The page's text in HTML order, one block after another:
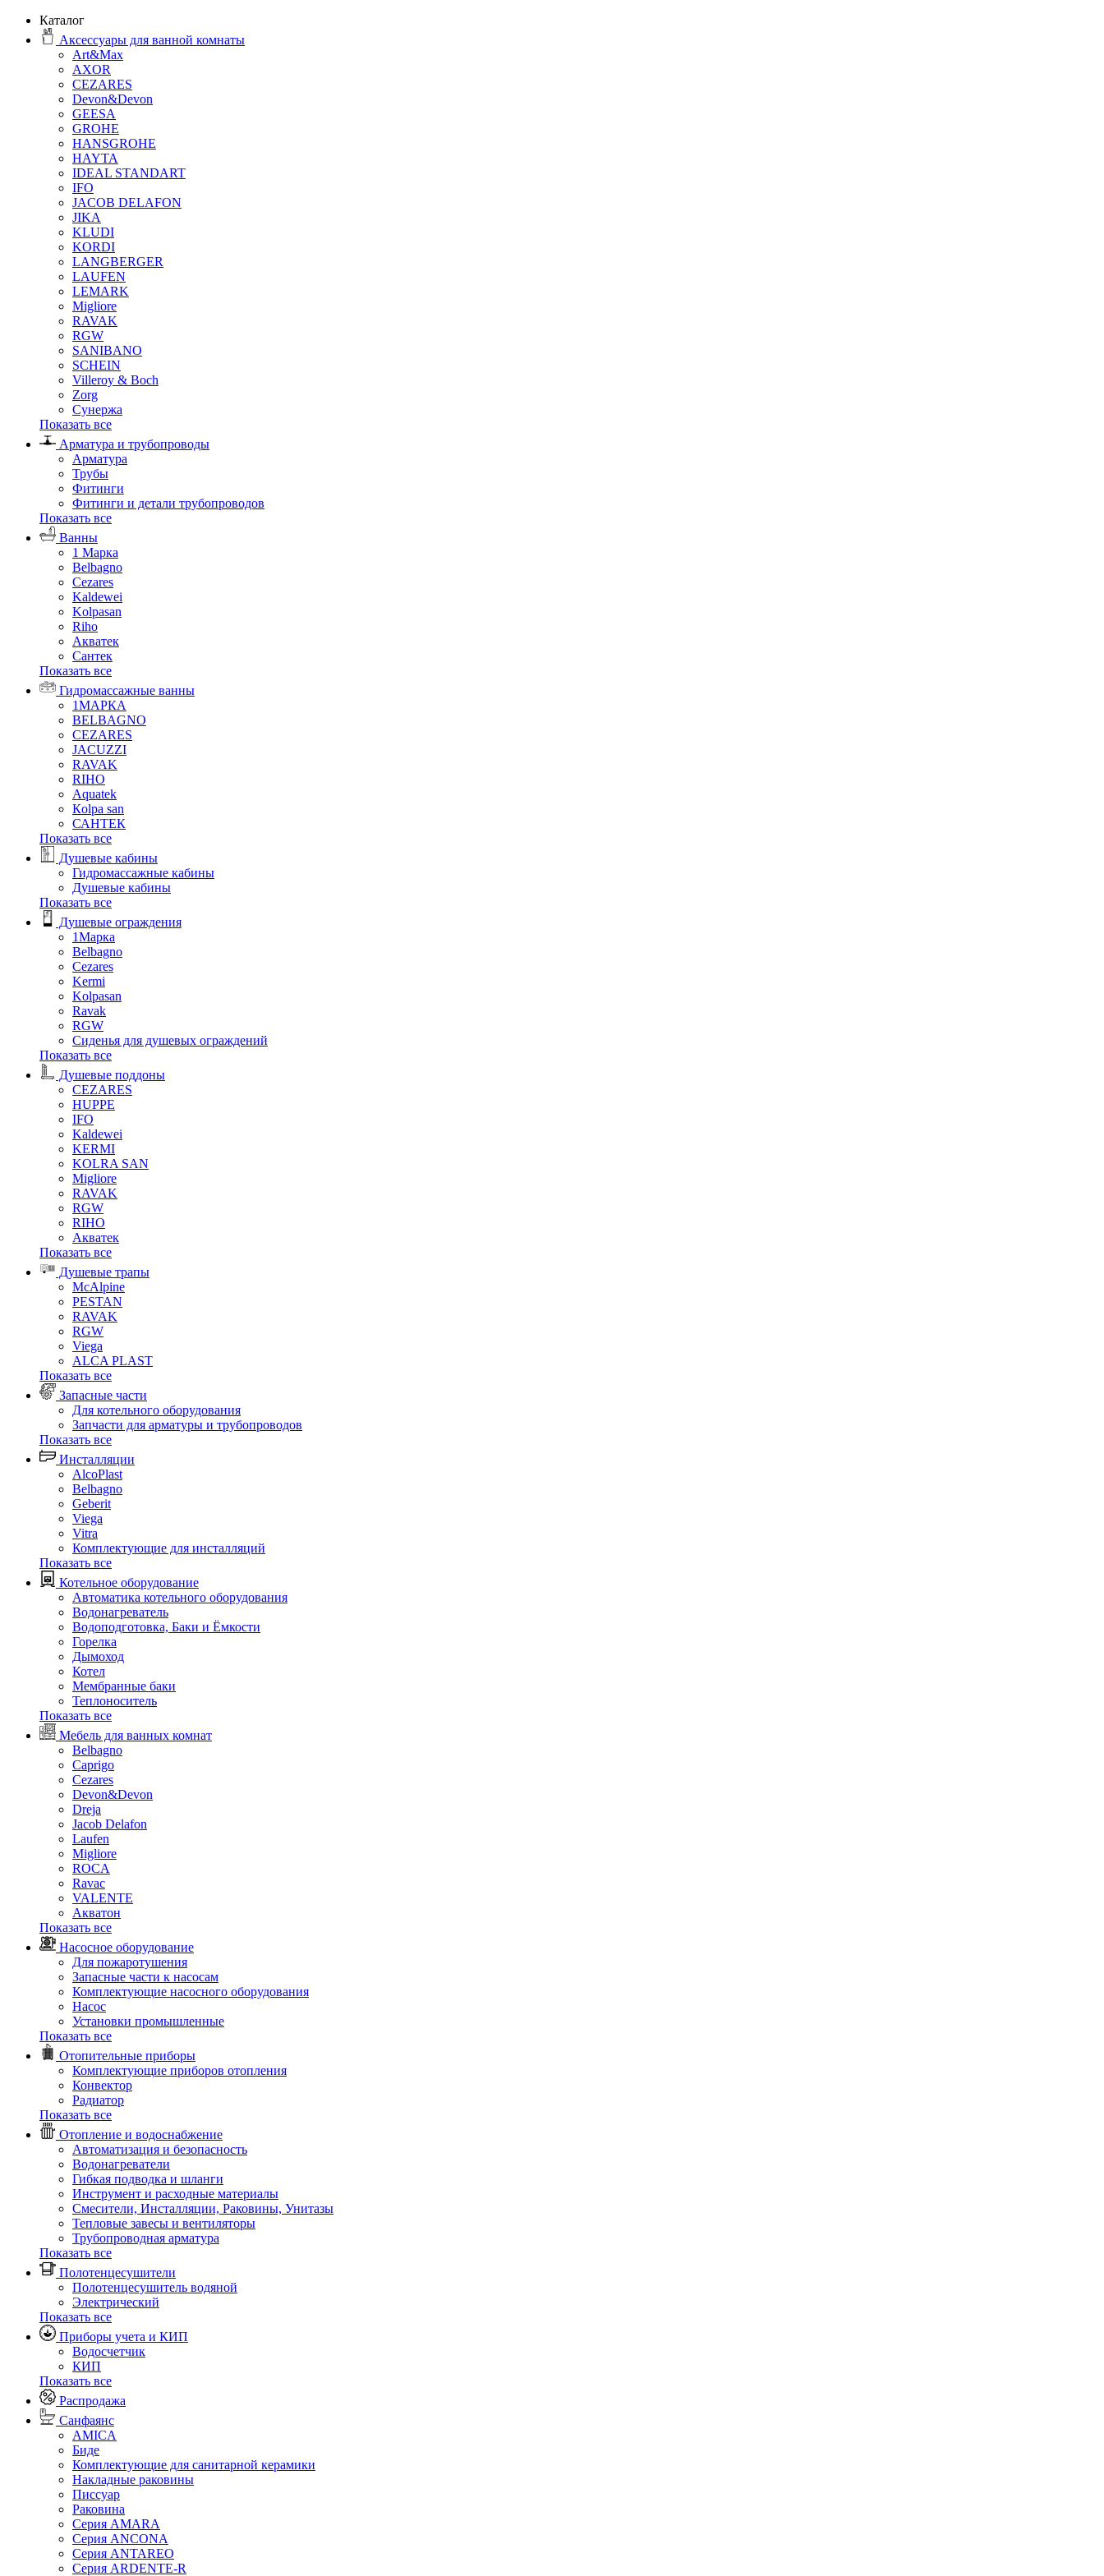
Каталог
Аксессуары для ванной комнаты
Art&Max
AXOR
CEZARES
Devon&Devon
GEESA
GROHE
HANSGROHE
HAYTA
IDEAL STANDART
IFO
JACOB DELAFON
JIKA
KLUDI
KORDI
LANGBERGER
LAUFEN
LEMARK
Migliore
RAVAK
RGW
SANIBANO
SCHEIN
Villeroy & Boch
Zorg
Сунержа
Показать все
Арматура и трубопроводы
Арматура
Трубы
Фитинги
Фитинги и детали трубопроводов
Показать все
Ванны
1 Марка
Belbagno
Cezares
Kaldewei
Kolpasan
Riho
Акватек
Сантек
Показать все
Гидромассажные ванны
1МАРКА
BELBAGNO
CEZARES
JACUZZI
RAVAK
RIHO
Аquatek
Кolpa san
САНТЕК
Показать все
Душевые кабины
Гидромассажные кабины
Душевые кабины
Показать все
Душевые ограждения
1Марка
Belbagno
Cezares
Kermi
Kolpasan
Ravak
RGW
Сиденья для душевых ограждений
Показать все
Душевые поддоны
CEZARES
HUPPE
IFO
Kaldewei
KERMI
KOLRA SAN
Migliore
RAVAK
RGW
RIHO
Акватек
Показать все
Душевые трапы
McAlpine
PESTAN
RAVAK
RGW
Viega
АLCA PLAST
Показать все
Запасные части
Для котельного оборудования
Запчасти для арматуры и трубопроводов
Показать все
Инсталляции
AlcoPlast
Belbagno
Geberit
Viega
Vitra
Комплектующие для инсталляций
Показать все
Котельное оборудование
Автоматика котельного оборудования
Водонагреватель
Водоподготовка, Баки и Ёмкости
Горелка
Дымоход
Котел
Мембранные баки
Теплоноситель
Показать все
Мебель для ванных комнат
Belbagno
Caprigo
Cezares
Devon&Devon
Dreja
Jacob Delafon
Laufen
Migliore
ROCA
Rаvac
VALENTE
Акватон
Показать все
Насосное оборудование
Для пожаротушения
Запасные части к насосам
Комплектующие насосного оборудования
Насос
Установки промышленные
Показать все
Отопительные приборы
Комплектующие приборов отопления
Конвектор
Радиатор
Показать все
Отопление и водоснабжение
Автоматизация и безопасность
Водонагреватели
Гибкая подводка и шланги
Инструмент и расходные материалы
Смесители, Инсталляции, Раковины, Унитазы
Тепловые завесы и вентиляторы
Трубопроводная арматура
Показать все
Полотенцесушители
Полотенцесушитель водяной
Электрический
Показать все
Приборы учета и КИП
Водосчетчик
КИП
Показать все
Распродажа
Санфаянс
AMICA
Биде
Комплектующие для санитарной керамики
Накладные раковины
Писсуар
Раковина
Серия AMARA
Серия ANCONA
Серия ANTAREO
Серия ARDENTE-R